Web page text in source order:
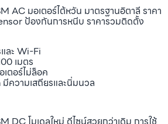
AC มอเตอร์ไต้หวัน มาตรฐานอิตาลี ราคา
ป้องกันการหนีบ ราคารวมติดตั้ง
ละ Wi-Fi
เมตร
ตอร์ไม่ล็อค
ความเสถียรและนิ่มนวล